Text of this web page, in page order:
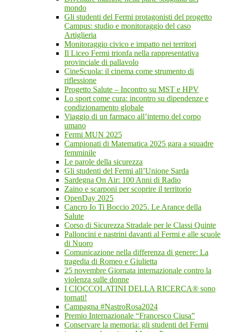
mondo
Gli studenti del Fermi protagonisti del progetto
Campus: studio e monitoraggio del caso
Artiglieria
Monitoraggio civico e impatto nei territori
Il Liceo Fermi trionfa nella rappresentativa
provinciale di pallavolo
CineScuola: il cinema come strumento di
riflessione
Progetto Salute – Incontro su MST e HPV
Lo sport come cura: incontro su dipendenze e
condizionamento globale
Viaggio di un farmaco all’interno del corpo
umano
Fermi MUN 2025
Campionati di Matematica 2025 gara a squadre
femminile
Le parole della sicurezza
Gli studenti del Fermi all’Unione Sarda
Sardegna On Air: 100 Anni di Radio
Zaino e scarponi per scoprire il territorio
OpenDay 2025
Cancro Io Ti Boccio 2025. Le Arance della
Salute
Corso di Sicurezza Stradale per le Classi Quinte
Palloncini e nastrini davanti al Fermi e alle scuole
di Nuoro
Comunicazione nella differenza di genere: La
tragedia di Romeo e Giulietta
25 novembre Giornata internazionale contro la
violenza sulle donne
I CIOCCOLATINI DELLA RICERCA® sono
tornati!
Campagna #NastroRosa2024
Premio Internazionale “Francesco Ciusa”
Conservare la memoria: gli studenti del Fermi